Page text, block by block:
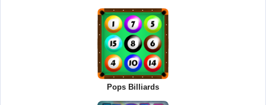
Pops Billiards